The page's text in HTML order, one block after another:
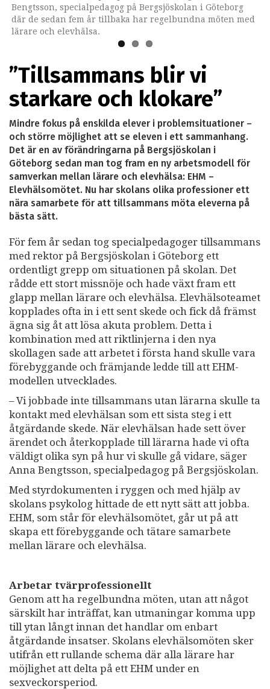
Bengtsson, specialpedagog på Bergsjöskolan i Göteborg
där de sedan fem år tillbaka har regelbundna möten med
lärare och elevhälsa.
modell” (Gothia Fortbildning).
”Tillsammans blir vi
starkare och klokare”
Mindre fokus på enskilda elever i problemsituationer –
och större möjlighet att se eleven i ett sammanhang.
Det är en av förändringarna på Bergsjöskolan i
Göteborg sedan man tog fram en ny arbetsmodell för
samverkan mellan lärare och elevhälsa: EHM –
Elevhälsomötet. Nu har skolans olika professioner ett
nära samarbete för att tillsammans möta eleverna på
bästa sätt.
För fem år sedan tog specialpedagoger tillsammans
med rektor på Bergsjöskolan i Göteborg ett
ordentligt grepp om situationen på skolan. Det
rådde ett stort missnöje och hade växt fram ett
glapp mellan lärare och elevhälsa. Elevhälsoteamet
kopplades ofta in i ett sent skede och fick då främst
ägna sig åt att lösa akuta problem. Detta i
kombination med att riktlinjerna i den nya
skollagen sade att arbetet i första hand skulle vara
förebyggande och främjande ledde till att EHM-
modellen utvecklades.
– Vi jobbade inte tillsammans utan lärarna skulle ta
kontakt med elevhälsan som ett sista steg i ett
åtgärdande skede. När elevhälsan hade sett över
ärendet och återkopplade till lärarna hade vi ofta
väldigt olika syn på hur vi skulle gå vidare, säger
Anna Bengtsson, specialpedagog på Bergsjöskolan.
Med styrdokumenten i ryggen och med hjälp av
skolans psykolog hittade de ett nytt sätt att jobba.
EHM, som står för elevhälsomötet, går ut på att
skapa ett förebyggande och tätare samarbete
mellan lärare och elevhälsa.
Arbetar tvärprofessionellt
Genom att ha regelbundna möten, utan att något
särskilt har inträffat, kan utmaningar komma upp
till ytan långt innan det handlar om enbart
åtgärdande insatser. Skolans elevhälsomöten sker
utifrån ett rullande schema där alla lärare har
möjlighet att delta på ett EHM under en
sexveckorsperiod.